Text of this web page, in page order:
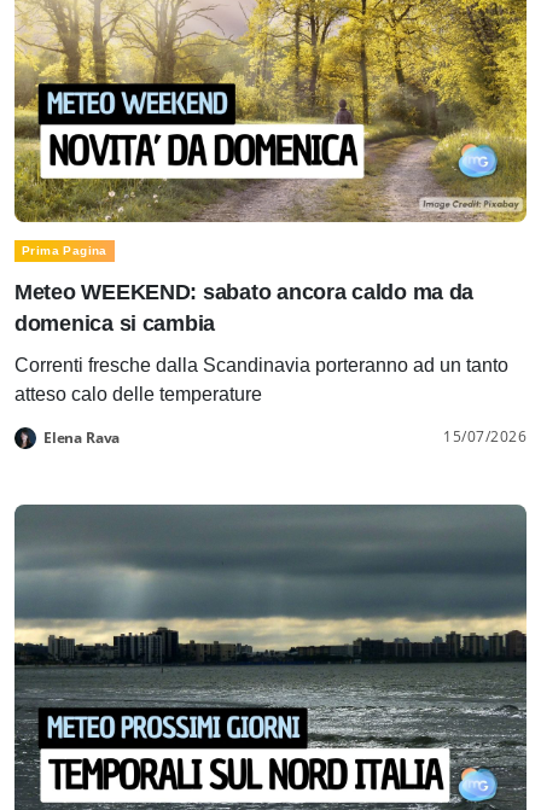
Prima Pagina
Meteo WEEKEND: sabato ancora caldo ma da
domenica si cambia
Correnti fresche dalla Scandinavia porteranno ad un tanto
atteso calo delle temperature
Elena Rava 15/07/2026